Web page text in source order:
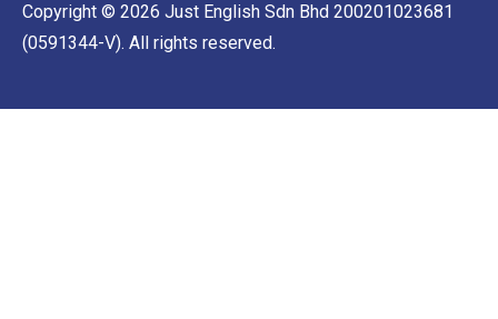
Copyright © 2026 Just English Sdn Bhd 200201023681
(0591344-V). All rights reserved.